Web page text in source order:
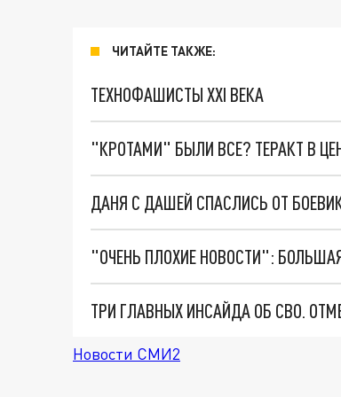
ЧИТАЙТЕ ТАКЖЕ:
ТЕХНОФАШИСТЫ XXI ВЕКА
"КРОТАМИ" БЫЛИ ВСЕ? ТЕРАКТ В
ДАНЯ С ДАШЕЙ СПАСЛИСЬ ОТ
Новости СМИ2